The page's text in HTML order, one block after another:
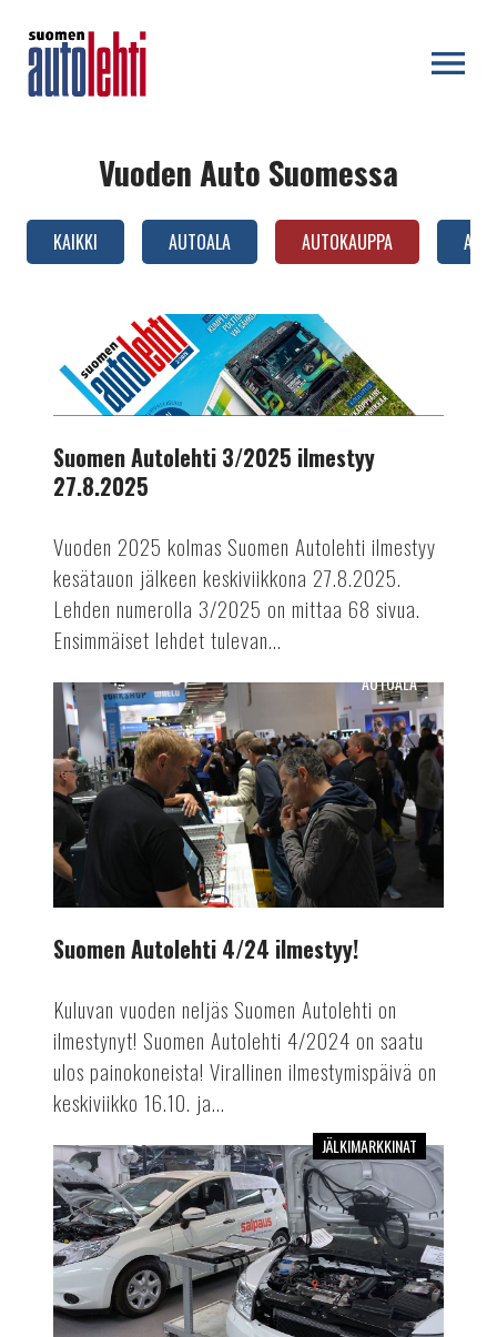
Vuoden Auto Suomessa
KAIKKI AUTOALA AUTOKAUPPA
Autolehti
3/2025
ilmestyy
AUTOTEKNIIKKA
Suomen Autolehti 3/2025 ilmestyy
27.8.2025
Vuoden 2025 kolmas Suomen Autolehti ilmestyy
kesätauon jälkeen keskiviikkona 27.8.2025.
Lehden numerolla 3/2025 on mittaa 68 sivua.
Ensimmäiset lehdet tulevan...
Suomen
Autolehti
4/24
ilmestyy!
AUTOALA
Suomen Autolehti 4/24 ilmestyy!
Kuluvan vuoden neljäs Suomen Autolehti on
ilmestynyt! Suomen Autolehti 4/2024 on saatu
ulos painokoneista! Virallinen ilmestymispäivä on
keskiviikko 16.10. ja...
Mekaanikosta
autoinsinööriksi
JÄLKIMARKKINAT